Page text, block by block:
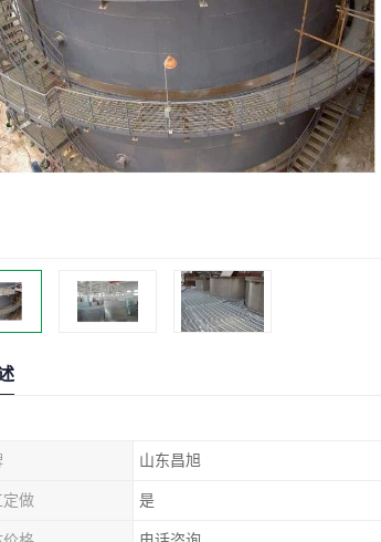
山东昌旭
定做 是